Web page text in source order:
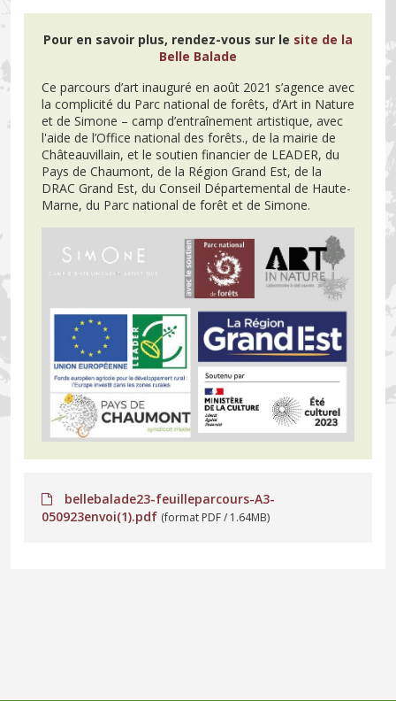
Pour en savoir plus, rendez-vous sur le site de la
Belle Balade
Ce parcours d’art inauguré en août 2021 s’agence avec
la complicité du Parc national de forêts, d’Art in Nature
et de Simone – camp d’entraînement artistique, avec
l'aide de l’Office national des forêts., de la mairie de
Châteauvillain, et le soutien financier de LEADER, du
Pays de Chaumont, de la Région Grand Est, de la
DRAC Grand Est, du Conseil Départemental de Haute-
Marne, du Parc national de forêt et de Simone.
bellebalade23-feuilleparcours-A3-
050923envoi(1).pdf (format PDF / 1.64MB)